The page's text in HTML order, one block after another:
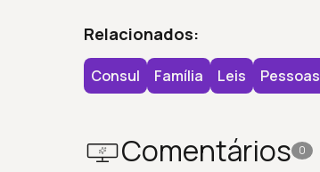
Relacionados:
Consul Família Leis Pessoas
Comentários 0